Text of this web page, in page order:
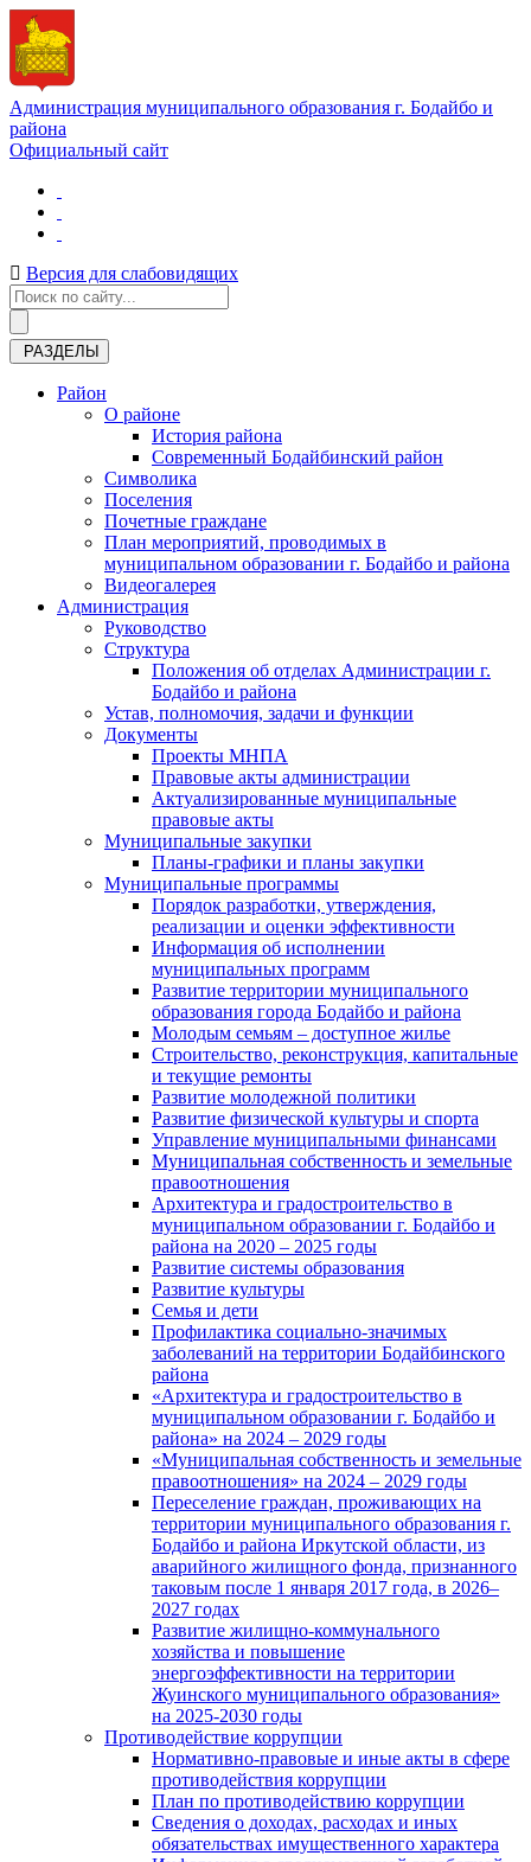
Администрация муниципального образования г. Бодайбо и
района
Официальный сайт
Версия для слабовидящих
РАЗДЕЛЫ
Район
О районе
История района
Современный Бодайбинский район
Символика
Поселения
Почетные граждане
План мероприятий, проводимых в
муниципальном образовании г. Бодайбо и района
Видеогалерея
Администрация
Руководство
Структура
Положения об отделах Администрации г.
Бодайбо и района
Устав, полномочия, задачи и функции
Документы
Проекты МНПА
Правовые акты администрации
Актуализированные муниципальные
правовые акты
Муниципальные закупки
Планы-графики и планы закупки
Муниципальные программы
Порядок разработки, утверждения,
реализации и оценки эффективности
Информация об исполнении
муниципальных программ
Развитие территории муниципального
образования города Бодайбо и района
Молодым семьям – доступное жилье
Строительство, реконструкция, капитальные
и текущие ремонты
Развитие молодежной политики
Развитие физической культуры и спорта
Управление муниципальными финансами
Муниципальная собственность и земельные
правоотношения
Архитектура и градостроительство в
муниципальном образовании г. Бодайбо и
района на 2020 – 2025 годы
Развитие системы образования
Развитие культуры
Семья и дети
Профилактика социально-значимых
заболеваний на территории Бодайбинского
района
«Архитектура и градостроительство в
муниципальном образовании г. Бодайбо и
района» на 2024 – 2029 годы
«Муниципальная собственность и земельные
правоотношения» на 2024 – 2029 годы
Переселение граждан, проживающих на
территории муниципального образования г.
Бодайбо и района Иркутской области, из
аварийного жилищного фонда, признанного
таковым после 1 января 2017 года, в 2026–
2027 годах
Развитие жилищно-коммунального
хозяйства и повышение
энергоэффективности на территории
Жуинского муниципального образования»
на 2025-2030 годы
Противодействие коррупции
Нормативно-правовые и иные акты в сфере
противодействия коррупции
План по противодействию коррупции
Сведения о доходах, расходах и иных
обязательствах имущественного характера